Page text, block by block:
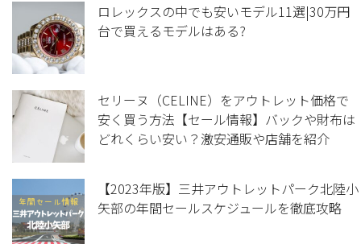
ロレックスの中でも安いモデル11選|30万円
台で買えるモデルはある?
セリーヌ（CELINE）をアウトレット価格で
安く買う方法【セール情報】バックや財布は
どれくらい安い？激安通販や店舗を紹介
【2023年版】三井アウトレットパーク北陸小
矢部の年間セールスケジュールを徹底攻略